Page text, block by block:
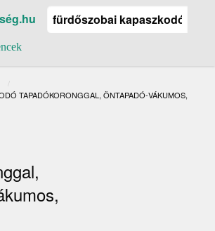
TAPADÓKORONGGAL, ÖNTAPADÓ-VÁKUMOS,